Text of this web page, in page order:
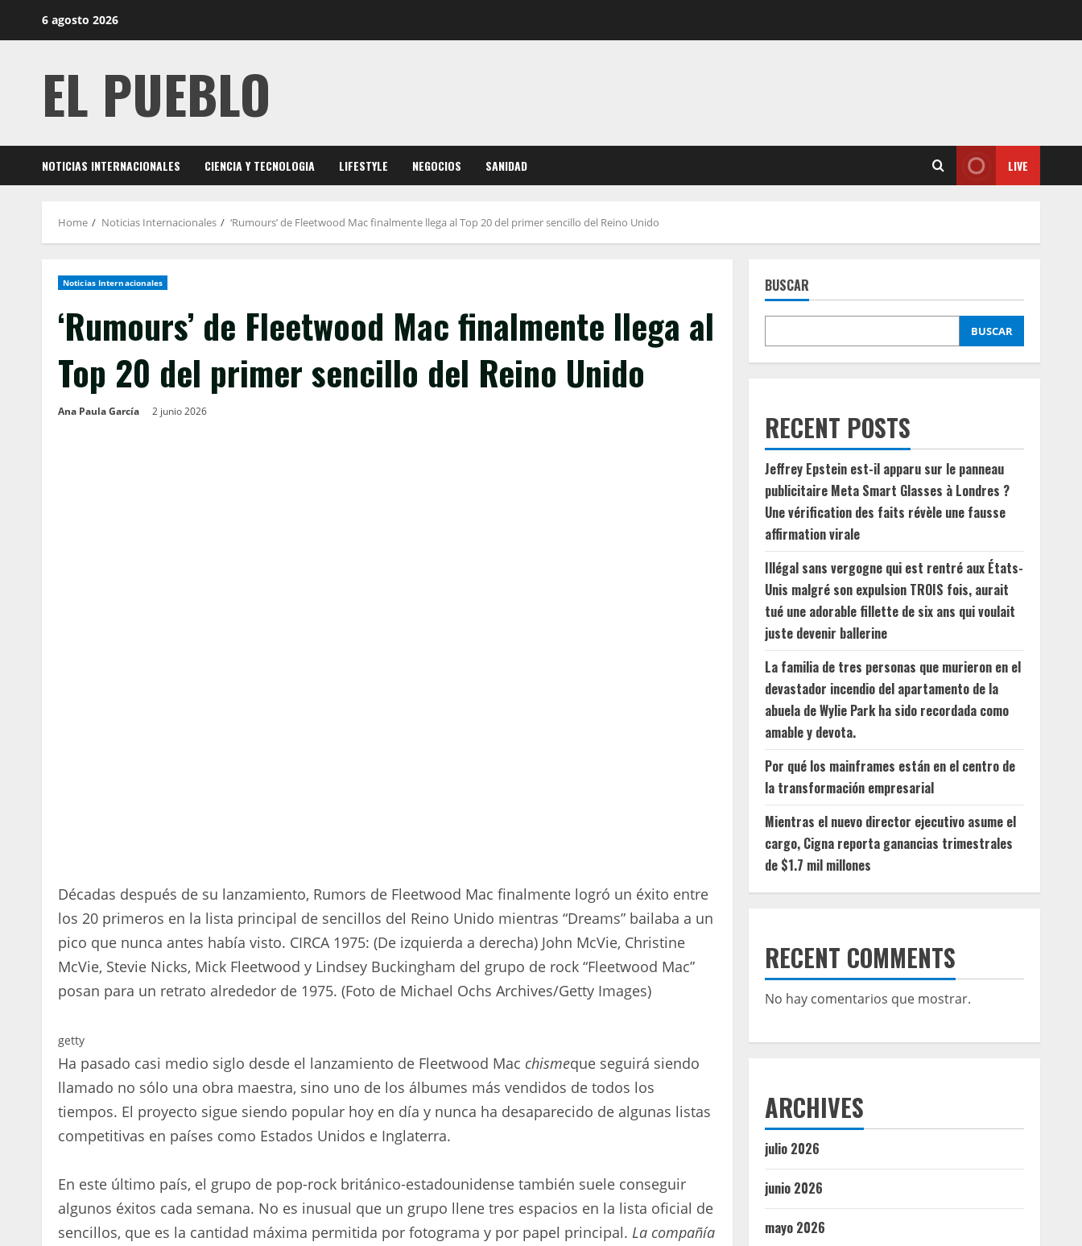
6 agosto 2026
EL PUEBLO
NOTICIAS INTERNACIONALES CIENCIA Y TECNOLOGIA LIFESTYLE NEGOCIOS SANIDAD LIVE
Home Noticias Internacionales ‘Rumours’ de Fleetwood Mac finalmente llega al Top 20 del primer sencillo del Reino Unido
Noticias Internacionales
‘Rumours’ de Fleetwood Mac finalmente llega al
Top 20 del primer sencillo del Reino Unido
Ana Paula García 2 junio 2026
Décadas después de su lanzamiento, Rumors de Fleetwood Mac finalmente logró un éxito entre
los 20 primeros en la lista principal de sencillos del Reino Unido mientras “Dreams” bailaba a un
pico que nunca antes había visto. CIRCA 1975: (De izquierda a derecha) John McVie, Christine
McVie, Stevie Nicks, Mick Fleetwood y Lindsey Buckingham del grupo de rock “Fleetwood Mac”
posan para un retrato alrededor de 1975. (Foto de Michael Ochs Archives/Getty Images)
getty
Ha pasado casi medio siglo desde el lanzamiento de Fleetwood Mac chismeque seguirá siendo
llamado no sólo una obra maestra, sino uno de los álbumes más vendidos de todos los
tiempos. El proyecto sigue siendo popular hoy en día y nunca ha desaparecido de algunas listas
competitivas en países como Estados Unidos e Inglaterra.
En este último país, el grupo de pop-rock británico-estadounidense también suele conseguir
algunos éxitos cada semana. No es inusual que un grupo llene tres espacios en la lista oficial de
sencillos, que es la cantidad máxima permitida por fotograma y por papel principal. La compañía
BUSCAR
BUSCAR
RECENT POSTS
Jeffrey Epstein est-il apparu sur le panneau
publicitaire Meta Smart Glasses à Londres ?
Une vérification des faits révèle une fausse
affirmation virale
Illégal sans vergogne qui est rentré aux États-
Unis malgré son expulsion TROIS fois, aurait
tué une adorable fillette de six ans qui voulait
juste devenir ballerine
La familia de tres personas que murieron en el
devastador incendio del apartamento de la
abuela de Wylie Park ha sido recordada como
amable y devota.
Por qué los mainframes están en el centro de
la transformación empresarial
Mientras el nuevo director ejecutivo asume el
cargo, Cigna reporta ganancias trimestrales
de $1.7 mil millones
RECENT COMMENTS
No hay comentarios que mostrar.
ARCHIVES
julio 2026
junio 2026
mayo 2026